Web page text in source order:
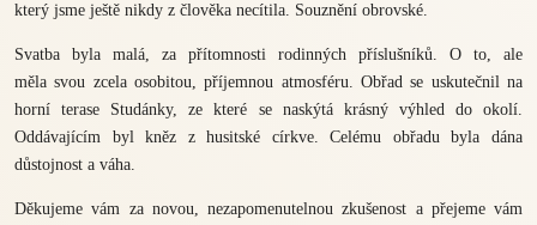
který jsme ještě nikdy z člověka necítila. Souznění obrovské.
Svatba byla malá, za přítomnosti rodinných příslušníků. O to, ale
měla svou zcela osobitou, příjemnou atmosféru. Obřad se uskutečnil na
horní terase Studánky, ze které se naskýtá krásný výhled do okolí.
Oddávajícím byl kněz z husitské církve. Celému obřadu byla dána
důstojnost a váha.
Děkujeme vám za novou, nezapomenutelnou zkušenost a přejeme vám